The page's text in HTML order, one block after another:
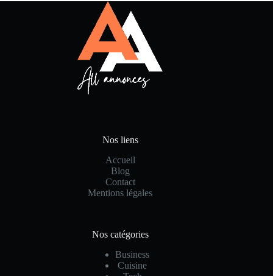
Nos liens
Accueil
Blog
Contact
Mentions légales
Nos catégories
Business
Cuisine